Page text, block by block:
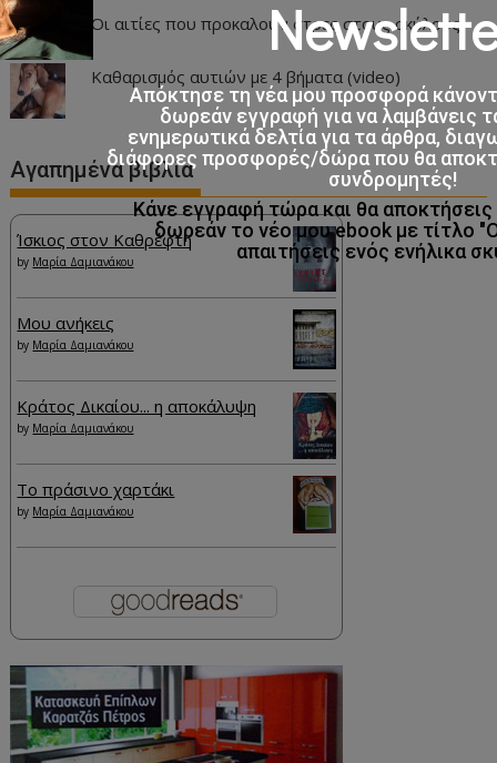
Οι αιτίες που προκαλούν στρες στους σκύλους
Καθαρισμός αυτιών με 4 βήματα (video)
Αγαπημένα βιβλία
Ίσκιος στον Καθρέφτη
by Μαρία Δαμιανάκου
Μου ανήκεις
by Μαρία Δαμιανάκου
Κράτος Δικαίου... η αποκάλυψη
by Μαρία Δαμιανάκου
Το πράσινο χαρτάκι
by Μαρία Δαμιανάκου
Απόκτησε τη νέα μου προσφορά
δωρεάν εγγραφή για να λαμβάνεις
ενημερωτικά δελτία για τα άρθρα,
διάφορες προσφορές/δώρα που θα
συνδρομητές!
Κάνε εγγραφή τώρα και θα
δωρεάν το νέο μου ebook με τίτλο
απαιτήσεις ενός ενήλικα